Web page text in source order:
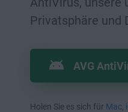
Privatsphäre und
AVG
Holen Sie es sich für Mac